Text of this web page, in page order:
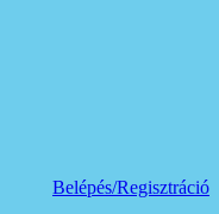
Belépés/Regisztráció